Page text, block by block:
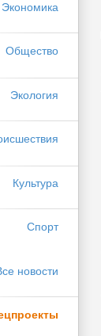
Экономика
Общество
Экология
Культура
Спорт
новости